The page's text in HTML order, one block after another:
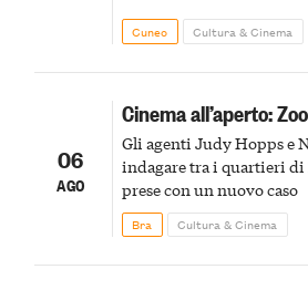
Cuneo Cultura & Cinema
06
AGO
Cinema all’aperto:
Gli agenti Judy Hopps e
indagare tra i quartieri
prese con un nuovo caso
Bra Cultura & Cinema